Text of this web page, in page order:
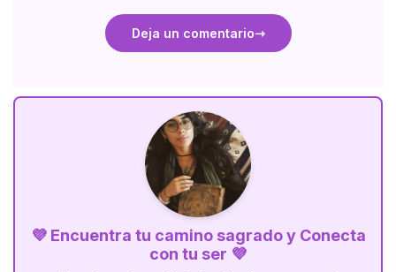
Deja un comentario
💜 Encuentra tu camino sagrado y Conecta
con tu ser 💜